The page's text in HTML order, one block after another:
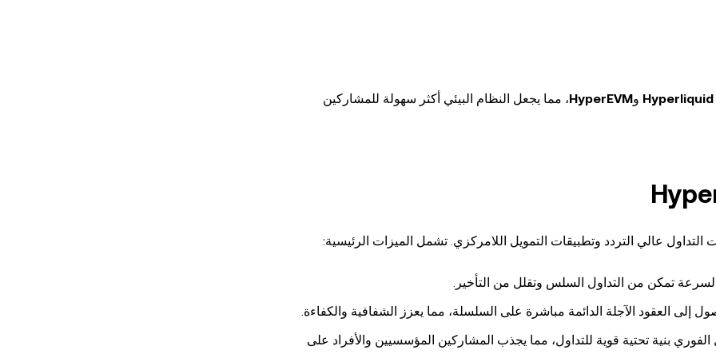
Hyperliquid وHyperEVM، مما يجعل النظام البيئي أكثر سهولة للمشاركين
تمكن من التداول السلس وتقلل من التأخير.
إلى العقود الآجلة الدائمة مباشرة على السلسلة، مما يعزز الشفافية والكفاءة.
الفوري بنية تحتية قوية للتداول، مما يجذب المشاركين المؤسسيين والأفراد على